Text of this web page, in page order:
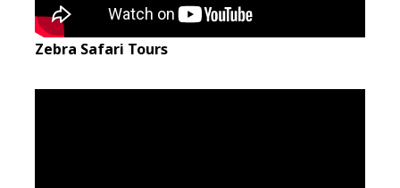
Zebra Safari Tours